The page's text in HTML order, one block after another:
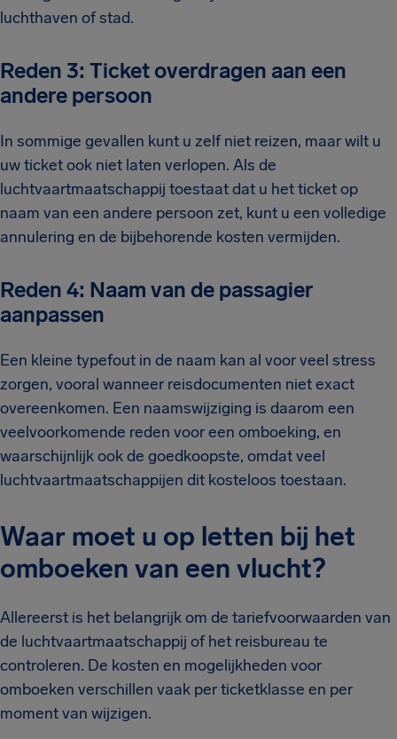
luchthaven of stad.
Reden 3: Ticket overdragen aan een
andere persoon
In sommige gevallen kunt u zelf niet reizen, maar wilt u
uw ticket ook niet laten verlopen. Als de
luchtvaartmaatschappij toestaat dat u het ticket op
naam van een andere persoon zet, kunt u een volledige
annulering en de bijbehorende kosten vermijden.
Reden 4: Naam van de passagier
aanpassen
Een kleine typefout in de naam kan al voor veel stress
zorgen, vooral wanneer reisdocumenten niet exact
overeenkomen. Een naamswijziging is daarom een
veelvoorkomende reden voor een omboeking, en
waarschijnlijk ook de goedkoopste, omdat veel
luchtvaartmaatschappijen dit kosteloos toestaan.
Waar moet u op letten bij het
omboeken van een vlucht?
Allereerst is het belangrijk om de tariefvoorwaarden van
de luchtvaartmaatschappij of het reisbureau te
controleren. De kosten en mogelijkheden voor
omboeken verschillen vaak per ticketklasse en per
moment van wijzigen.